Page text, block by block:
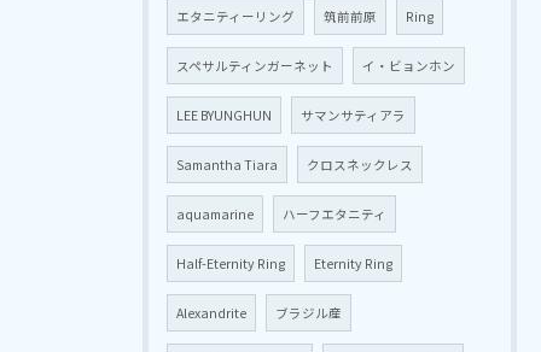
エタニティーリング 筑前前原 Ring
スペサルティンガーネット イ・ビョンホン
LEE BYUNGHUN サマンサティアラ
Samantha Tiara クロスネックレス
aquamarine ハーフエタニティ
Half-Eternity Ring Eternity Ring
Alexandrite ブラジル産